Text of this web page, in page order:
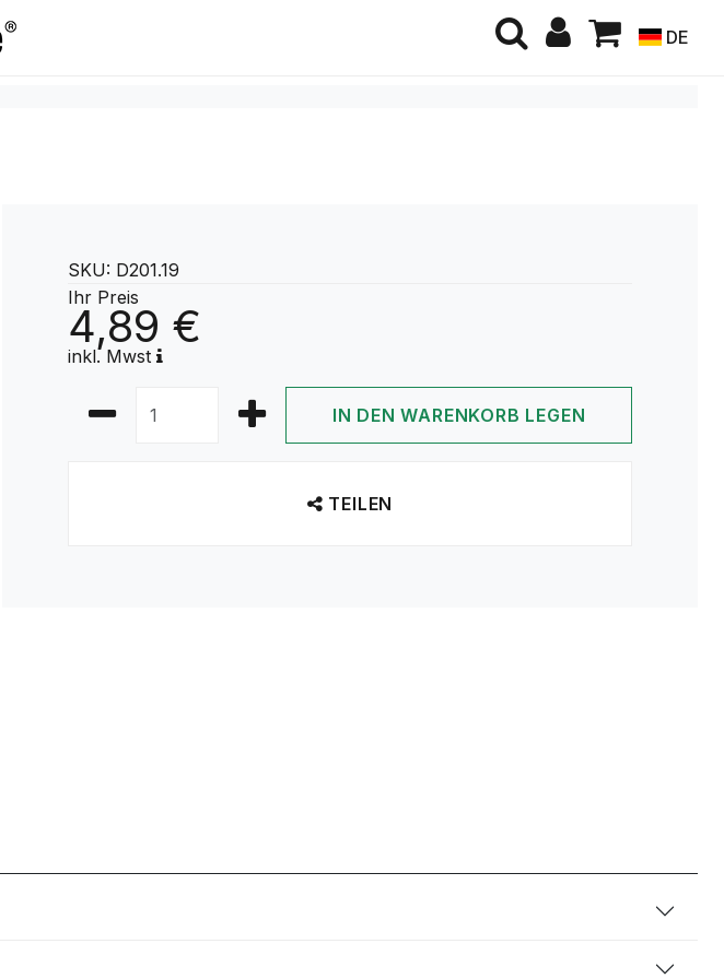
DE
SKU: D201.19
Ihr Preis
4,89 €
inkl. Mwst
IN DEN WARENKORB LEGEN
TEILEN